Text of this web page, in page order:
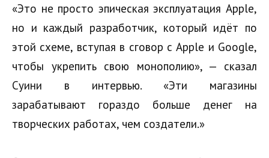
«Это не просто эпическая эксплуатация Apple,
но и каждый разработчик, который идёт по
этой схеме, вступая в сговор с Apple и Google,
чтобы укрепить свою монополию», — сказал
Суини в интервью. «Эти магазины
зарабатывают гораздо больше денег на
творческих работах, чем создатели.»